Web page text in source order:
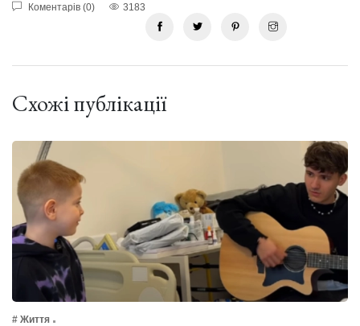
Коментарів (0) 3183
Схожі публікації
# Життя